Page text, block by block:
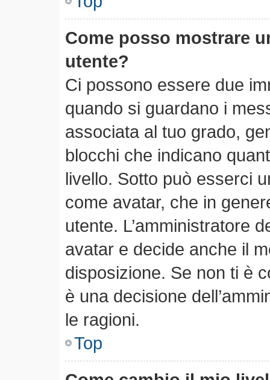
Come posso mostrare
utente?
Ci possono essere due
quando si guardano i
associata al tuo grado,
blocchi che indicano
livello. Sotto può esserci
come avatar, che in
utente. L’amministratore
avatar e decide anche il
disposizione. Se non ti è
è una decisione
le ragioni.
Top